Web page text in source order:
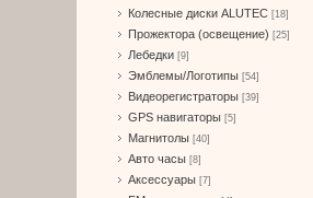
Колесные диски ALUTEC [18]
Прожектора (освещение) [25]
Лебедки [9]
Эмблемы/Логотипы [54]
Видеорегистраторы [39]
GPS навигаторы [5]
Магнитолы [40]
Авто часы [8]
Аксессуары [7]